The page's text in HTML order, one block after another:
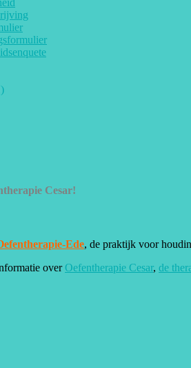
Cesar!
Ede, de praktijk voor
overOefentherapie Cesar, de